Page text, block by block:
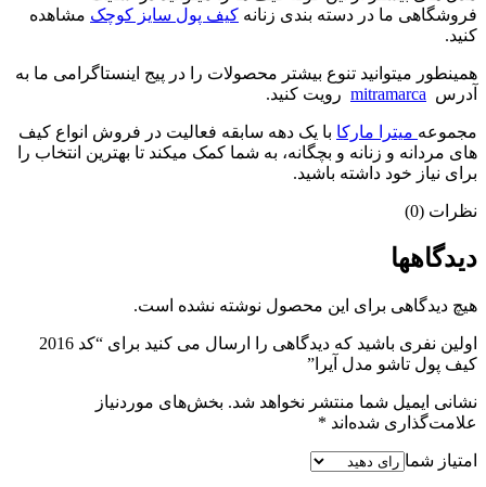
فروشگاهی ما در دسته بندی زنانه کیف پول سایز کوچک مشاهده
کنید.
همینطور میتوانید تنوع بیشتر محصولات را در پیج اینستاگرامی ما به
آدرس mitramarca رویت کنید.
مجموعه میترا مارکا با یک دهه سابقه فعالیت در فروش انواع کیف
های مردانه و زنانه و بچگانه، به شما کمک میکند تا بهترین انتخاب را
برای نیاز خود داشته باشید.
نظرات (0)
دیدگاهها
هیچ دیدگاهی برای این محصول نوشته نشده است.
اولین نفری باشید که دیدگاهی را ارسال می کنید برای “کد 2016
کیف پول تاشو مدل آیرا”
نشانی ایمیل شما منتشر نخواهد شد. بخش‌های موردنیاز
علامت‌گذاری شده‌اند *
امتیاز شما